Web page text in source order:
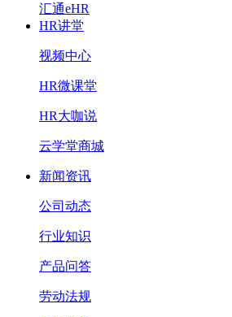
汇通eHR
HR讲堂
视频中心
HR微课堂
HR大咖说
云学堂商城
新闻资讯
公司动态
行业知识
产品问答
劳动法规